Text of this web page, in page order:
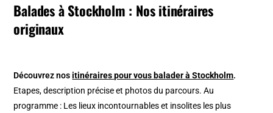
Balades à Stockholm : Nos itinéraires
originaux
Découvrez nositinéraires pour vous balader à Stockholm.
Etapes, description précise et photos du parcours. Au
programme : Les lieux incontournables et insolites les plus